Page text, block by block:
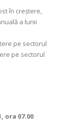
în creștere,
a lunii
pe sectorul
pe sectorul
ora 07.00